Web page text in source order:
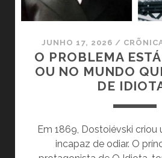
JUNHO 17, 2026 /
O PROBLEMA
OU NO MUNDO
DE
Em 1869, Dostoiévski criou
incapaz de odiar. O